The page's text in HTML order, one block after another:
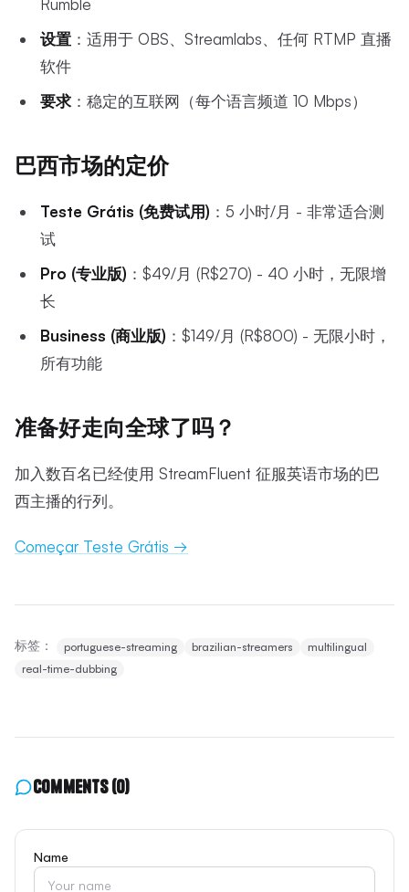
Rumble
设置 ：适用于 OBS、Streamlabs、任何 RTMP 直播
软件
要求 ：稳定的互联网（每个语言频道 10 Mbps）
巴西市场的定价
Teste Grátis (免费试用) ：5 小时/月 - 非常适合测
试
Pro (专业版) ：$49/月 (R$270) - 40 小时，无限增
长
Business (商业版) ：$149/月 (R$800) - 无限小时，
所有功能
准备好走向全球了吗？
加入数百名已经使用 StreamFluent 征服英语市场的巴
西主播的行列。
Começar Teste Grátis →
标签： portuguese-streaming brazilian-streamers
multilingual
real-time-dubbing
Comments(0)
Name